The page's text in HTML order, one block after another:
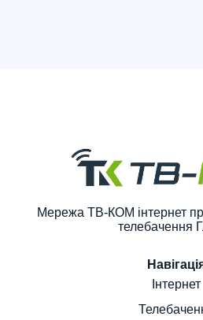
Мережа ТВ-КОМ інтернет
телебачення
Інтернет